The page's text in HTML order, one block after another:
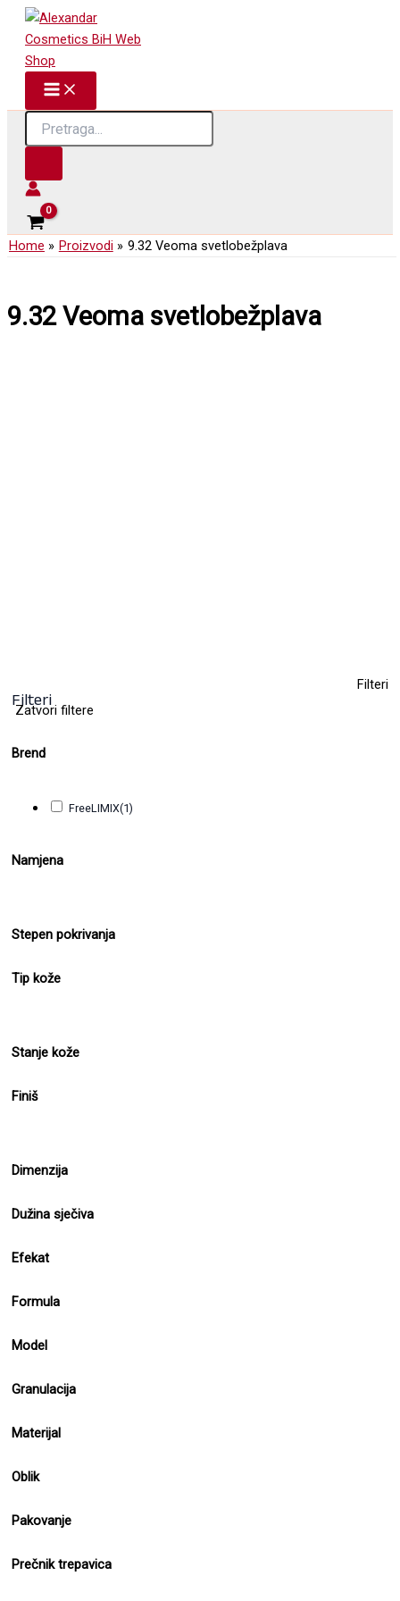
Skip
content
Products
search
Home Proizvodi 9.32 Veoma svetlobežplava
Filteri
Filteri
Zatvori filtere
Brend
FreeLIMIX(1)
Namjena
Stepen pokrivanja
Tip kože
Stanje kože
Finiš
Dimenzija
Dužina sječiva
Efekat
Formula
Model
Granulacija
Materijal
Oblik
Pakovanje
Prečnik trepavica
9.32 Veoma svetlobežplava